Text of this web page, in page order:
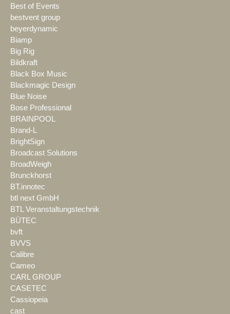
Best of Events
bestvent group
beyerdynamic
Biamp
Big Rig
Bildkraft
Black Box Music
Blackmagic Design
Blue Noise
Bose Professional
BRAINPOOL
Brand-L
BrightSign
Broadcast Solutions
BroadWeigh
Brunckhorst
BT.innotec
btl next GmbH
BTL Veranstaltungstechnik
BÜTEC
bvft
BVVS
Calibre
Cameo
CARL GROUP
CASETEC
Cassiopeia
cast